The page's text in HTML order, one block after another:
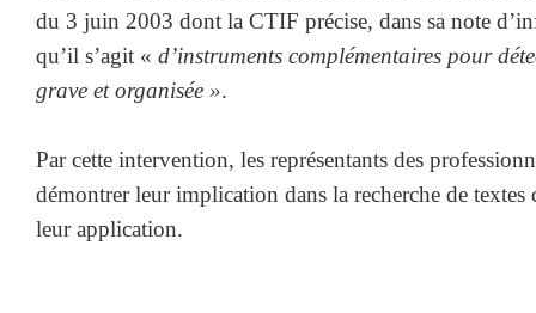
du 3 juin 2003 dont la CTIF précise, dans sa note
qu’il s’agit « d’instruments complémentaires pour
grave et organisée ».
Par cette intervention, les représentants des
démontrer leur implication dans la recherche de textes
leur application.